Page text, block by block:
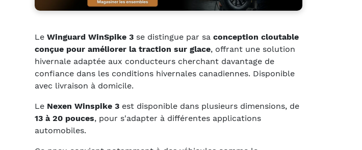
Le Winguard WinSpike 3 se distingue par sa conception cloutable
conçue pour améliorer la traction sur glace, offrant une solution
hivernale adaptée aux conducteurs cherchant davantage de
confiance dans les conditions hivernales canadiennes. Disponible
avec livraison à domicile.
Le Nexen Winspike 3 est disponible dans plusieurs dimensions, de
13 à 20 pouces, pour s'adapter à différentes applications
automobiles.